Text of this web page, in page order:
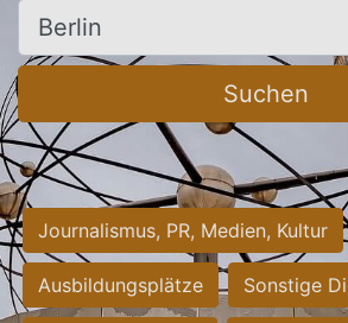
Ort, Stadt
Suchen
Journalismus, PR, Medien, Kultur
Ausbildungsplätze Sonstige